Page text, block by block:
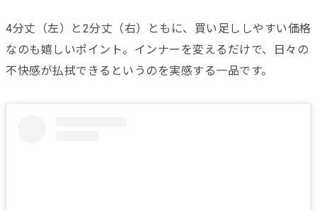
4分丈（左）と2分丈（右）ともに、買い足ししやすい価格
なのも嬉しいポイント。インナーを変えるだけで、日々の
不快感が払拭できるというのを実感する一品です。